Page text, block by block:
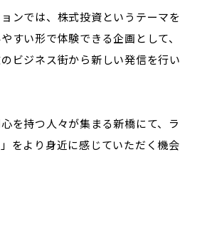
ンでは、株式投資というテーマを
すい形で体験できる企画として、
ビジネス街から新しい発信を行い
を持つ人々が集まる新橋にて、ラ
をより身近に感じていただく機会